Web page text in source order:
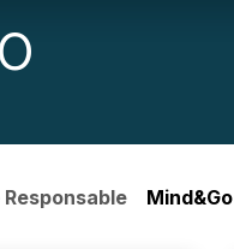
Mind&Go